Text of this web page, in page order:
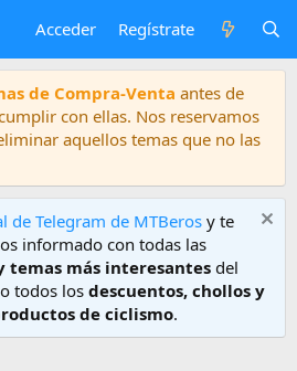
Acceder Regístrate
de Compra-Venta antes de
con ellas. Nos reservamos
aquellos temas que no las
de Telegram de MTBeros y te
informado con todas las
temas más interesantes del
todos los descuentos, chollos y
de ciclismo.